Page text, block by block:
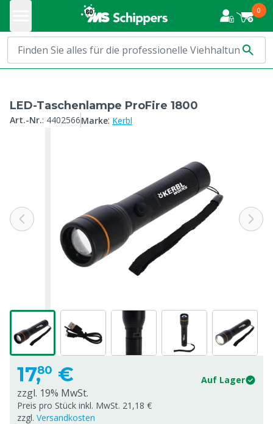
0
LED-Taschenlampe ProFire 1800
Art.-Nr.: 4402566Marke: Kerbl
17,80 € Auf Lager
zzgl. 19% MwSt.
Preis pro Stück inkl. MwSt. 21,18 €
zzgl. Versandkosten